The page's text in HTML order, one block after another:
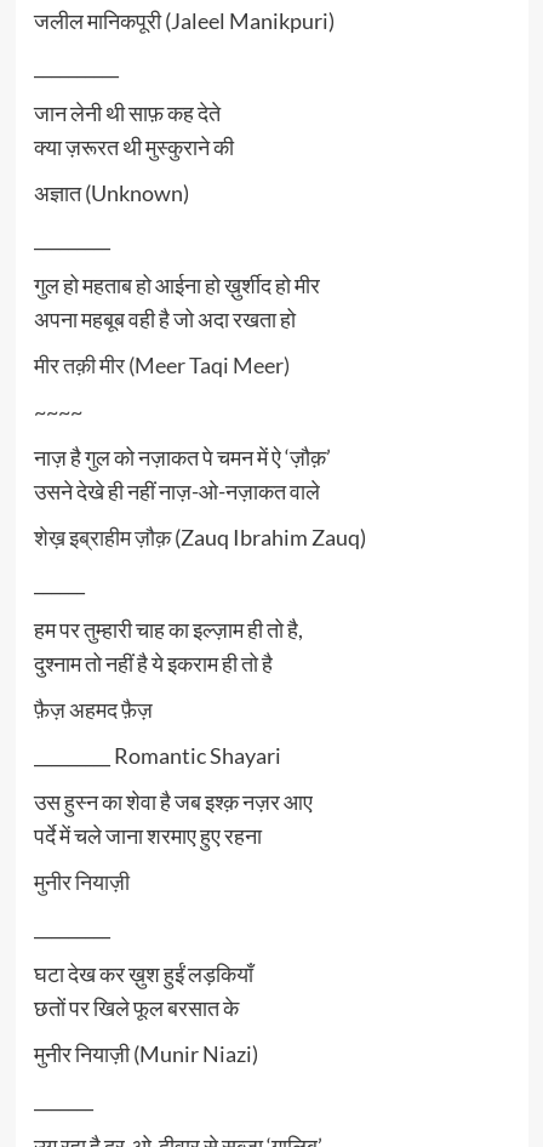
जलील मानिकपूरी (Jaleel Manikpuri)
जान लेनी थी साफ़ कह देते
क्या ज़रूरत थी मुस्कुराने की
अज्ञात (Unknown)
गुल हो महताब हो आईना हो ख़ुर्शीद हो मीर
अपना महबूब वही है जो अदा रखता हो
मीर तक़ी मीर (Meer Taqi Meer)
~~~~
नाज़ है गुल को नज़ाकत पे चमन में ऐ ‘ज़ौक़’
उसने देखे ही नहीं नाज़-ओ-नज़ाकत वाले
शेख़ इब्राहीम ज़ौक़(Zauq Ibrahim Zauq)
हम पर तुम्हारी चाह का इल्ज़ाम ही तो है,
दुश्नाम तो नहीं है ये इकराम ही तो है
फ़ैज़ अहमद फ़ैज़
_________ Romantic Shayari
उस हुस्न का शेवा है जब इश्क़ नज़र आए
पर्दे में चले जाना शरमाए हुए रहना
मुनीर नियाज़ी
घटा देख कर ख़ुश हुईं लड़कियाँ
छतों पर खिले फूल बरसात के
मुनीर नियाज़ी (Munir Niazi)